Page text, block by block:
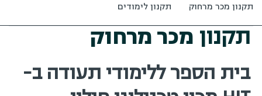
תקנון מכר מרחוק תקנון לימודים
תקנוןמכר מרחוק
בית הספר ללימודי תעודה ב-